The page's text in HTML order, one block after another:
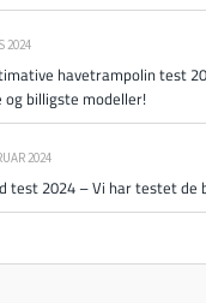
2024
havetrampolin test
og billigste modeller!
2024
test 2024 – Vi har testet de